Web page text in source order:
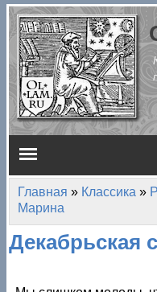
Перейти к основному
Главное меню
Вы здесь
Главная » Классика »
Марина
Декабрьская